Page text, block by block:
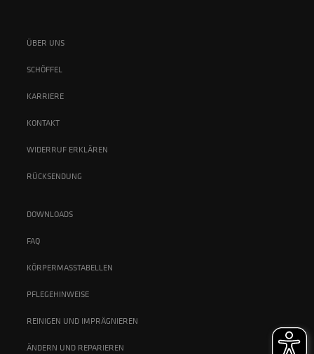
ÜBER UNS
SCHÖFFEL
KARRIERE
KONTAKT
WIDERRUF ERKLÄREN
RÜCKSENDUNG
DOWNLOADS
FAQ
KÖRPERMASSTABELLEN
PFLEGEHINWEISE
REINIGEN UND IMPRÄGNIEREN
ÄNDERN UND REPARIEREN